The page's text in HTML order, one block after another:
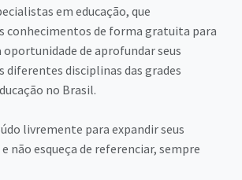
em educação, que
conhecimentos de forma gratuita para
oportunidade de aprofundar seus
diferentes disciplinas das grades
no Brasil.
livremente para expandir seus
não esqueça de referenciar, sempre